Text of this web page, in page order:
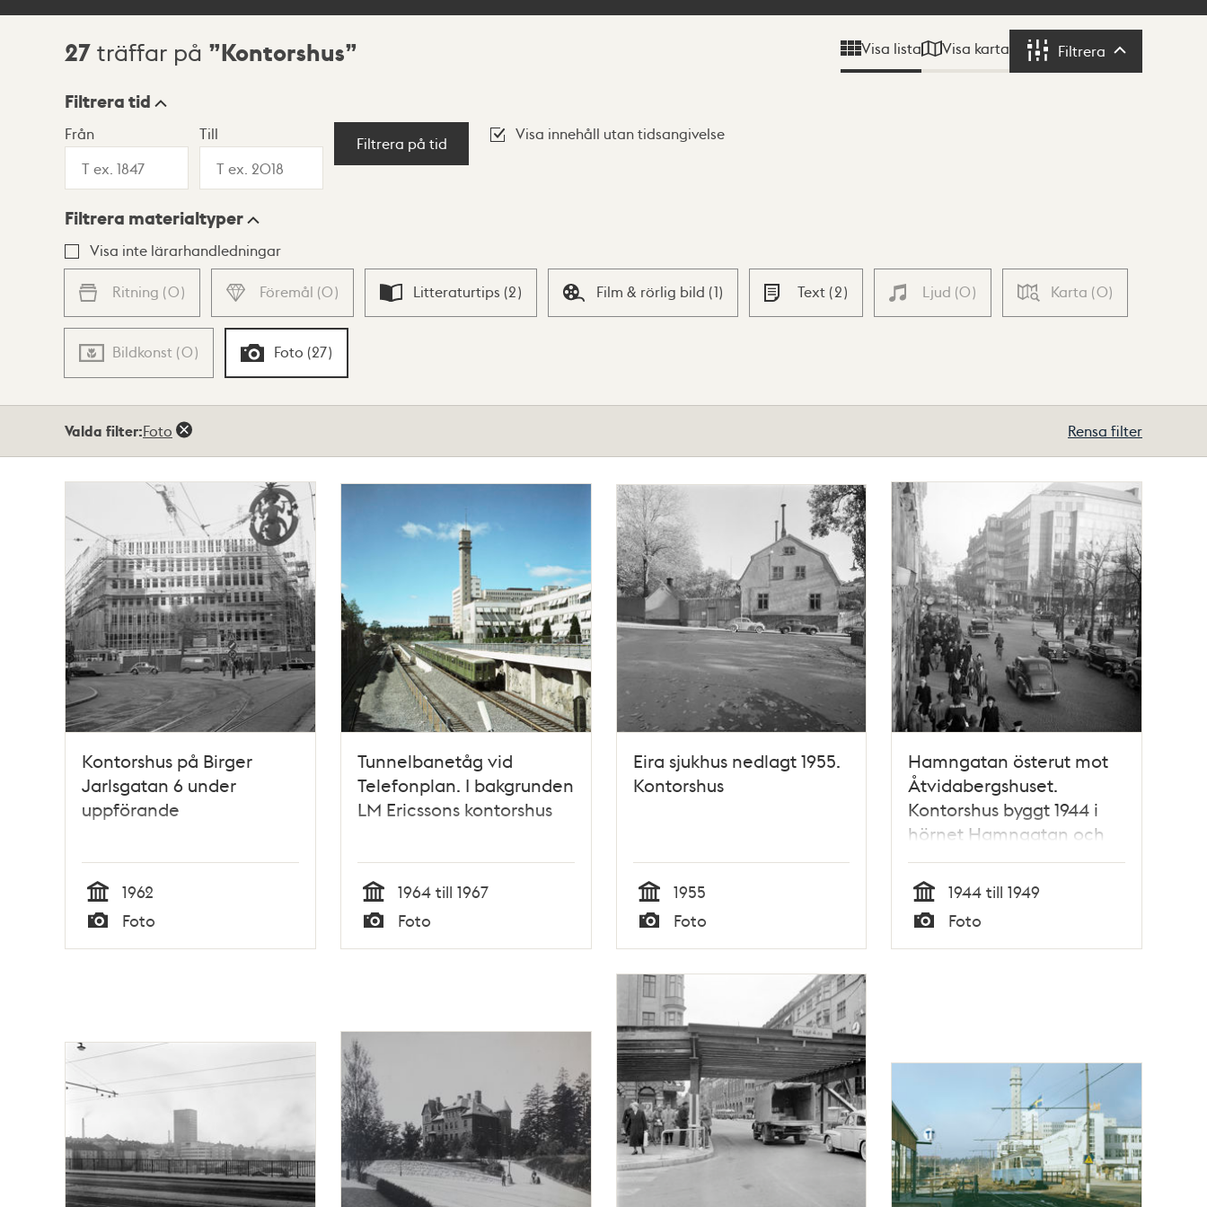
Sökresultat
27 träffar på Kontorshus Visa lista Visa karta Filtrera Filtrera
Visningsläge
Lista Karta
Filtrera tid
Från Till
Filtrera på tid
Visa innehåll utan tidsangivelse
Filtrera materialtyper
Visa inte lärarhandledningar
Ritning (0) Föremål (0) Litteraturtips (2) Film & rörlig bild (1) Text (2) Ljud (0) Karta (0)
Bildkonst (0) Foto (27)
Valda filter:Foto Rensa filter
Kontorshus på Birger
Jarlsgatan 6 under
uppförande
Tid
1962
Typ
Foto
Tunnelbanetåg vid
Telefonplan. I bakgrunden
LM Ericssons kontorshus
Tid
1964 till 1967
Typ
Foto
Eira sjukhus nedlagt 1955.
Kontorshus
Tid
1955
Typ
Foto
Hamngatan österut mot
Åtvidabergshuset.
Kontorshus byggt 1944 i
hörnet Hamngatan och
Kungsträdgårdsgatan
Tid
1944 till 1949
Typ
Foto